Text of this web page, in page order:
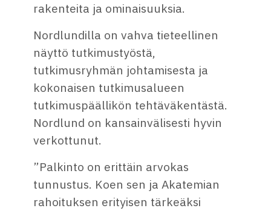
rakenteita ja ominaisuuksia.
Nordlundilla on vahva tieteellinen
näyttö tutkimustyöstä,
tutkimusryhmän johtamisesta ja
kokonaisen tutkimusalueen
tutkimuspäällikön tehtäväkentästä.
Nordlund on kansainvälisesti hyvin
verkottunut.
”Palkinto on erittäin arvokas
tunnustus. Koen sen ja Akatemian
rahoituksen erityisen tärkeäksi